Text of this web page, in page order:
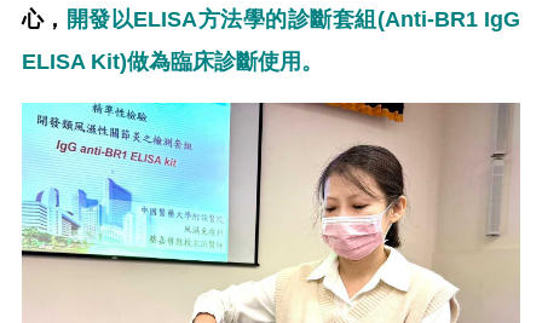
心， 開發以ELISA方法學的診斷套組(Anti-BR1 IgG
ELISA Kit)做為臨床診斷使用。